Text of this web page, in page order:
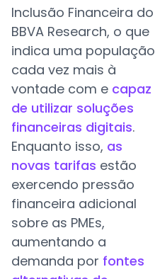
Inclusão Financeira do
BBVA Research, o que
indica uma população
cada vez mais à
vontade com e capaz
de utilizar soluções
financeiras digitais.
Enquanto isso, as
novas tarifas estão
exercendo pressão
financeira adicional
sobre as PMEs,
aumentando a
demanda por fontes